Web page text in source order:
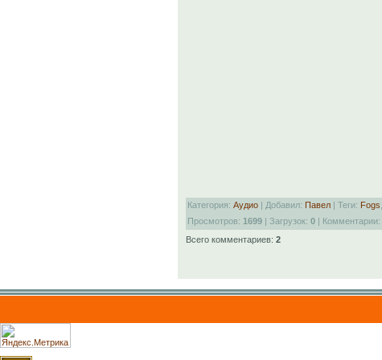
Категория: Аудио | Добавил: Павел | Теги: Fogs
Просмотров: 1699 | Загрузок: 0 | Комментарии:
Всего комментариев: 2